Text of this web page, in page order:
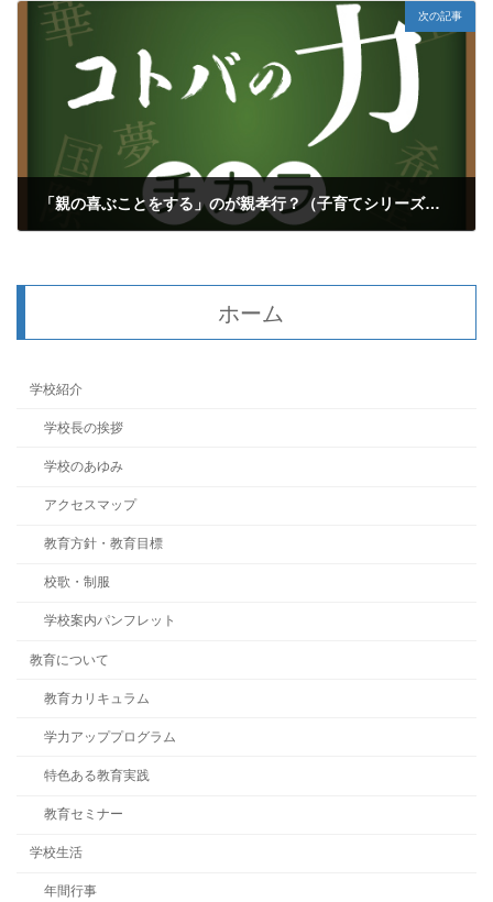
次の記事
「親の喜ぶことをする」のが親孝行？（子育てシリーズ⑱）
ホーム
学校紹介
学校長の挨拶
学校のあゆみ
アクセスマップ
教育方針・教育目標
校歌・制服
学校案内パンフレット
教育について
教育カリキュラム
学力アッププログラム
特色ある教育実践
教育セミナー
学校生活
年間行事